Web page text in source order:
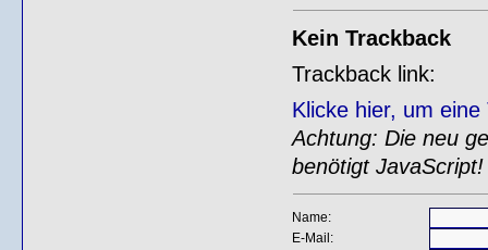
Kein Trackback
Trackback link:
Klicke hier, um
Achtung: Die neu
benötigt JavaScript!
Name:
E-Mail: